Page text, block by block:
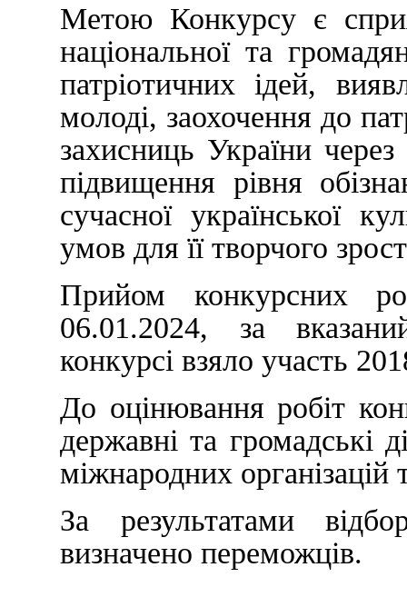
Метою Конкурсу є
національної та
патріотичних ідей,
молоді, заохочення до
захисниць України
підвищення рівня
сучасної української
умов для її творчого
Прийом конкурсних
06.01.2024, за
конкурсі взяло участь
До оцінювання робіт
державні та громадські
міжнародних
За результатами
визначено переможців.